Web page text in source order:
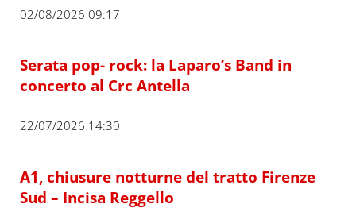
02/08/2026 09:17
Serata pop- rock: la Laparo’s Band in
concerto al Crc Antella
22/07/2026 14:30
A1, chiusure notturne del tratto Firenze
Sud – Incisa Reggello